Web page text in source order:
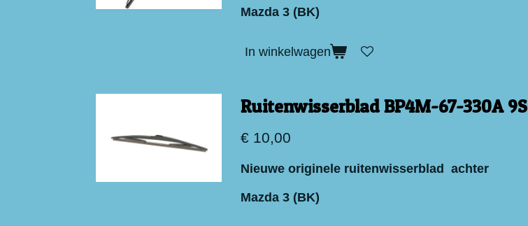
Mazda 3 (BK)
In winkelwagen
Ruitenwisserblad BP4M-67-330A 9S
€ 10,00
Nieuwe originele ruitenwisserblad achter
Mazda 3 (BK)